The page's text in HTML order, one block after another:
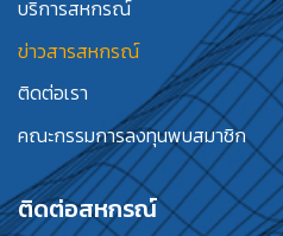
บริการสหกรณ์
ข่าวสารสหกรณ์
ติดต่อเรา
คณะกรรมการลงทุนพบสมาชิก
ติดต่อสหกรณ์